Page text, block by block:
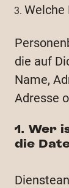
Welche
die auf
Name,
Adresse
1. Wer
die